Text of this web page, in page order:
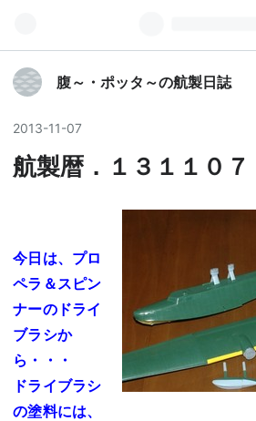
腹～・ポッタ～の航製日誌
2013-11-07
航製暦．１３１１０７
今日は、プロ
ペラ＆スピン
ナーのドライ
ブラシか
ら・・・
ドライブラシ
の塗料には、